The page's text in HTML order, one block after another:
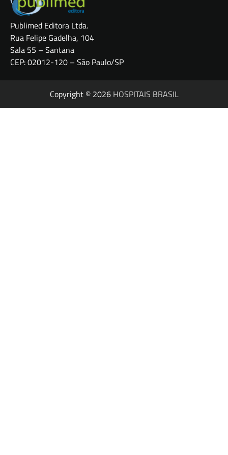
Publimed Editora Ltda.
Rua Felipe Gadelha, 104
Sala 55 – Santana
CEP: 02012-120 – São Paulo/SP
Copyright © 2026 HOSPITAIS BRASIL